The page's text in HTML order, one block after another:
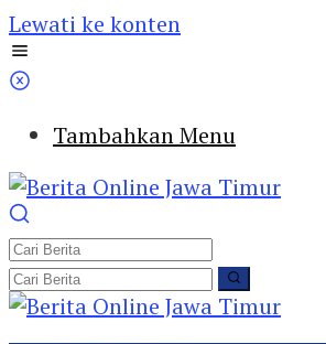
Lewati ke konten
Tambahkan Menu